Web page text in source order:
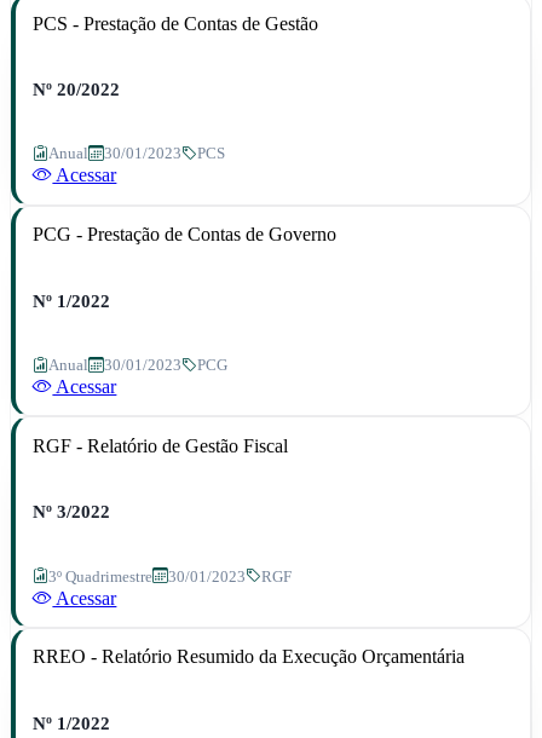
PCS - Prestação de Contas de Gestão
Nº 20/2022
Anual 30/01/2023 PCS
Acessar
PCG - Prestação de Contas de Governo
Nº 1/2022
Anual 30/01/2023 PCG
Acessar
RGF - Relatório de Gestão Fiscal
Nº 3/2022
3º Quadrimestre 30/01/2023 RGF
Acessar
RREO - Relatório Resumido da Execução Orçamentária
Nº 1/2022